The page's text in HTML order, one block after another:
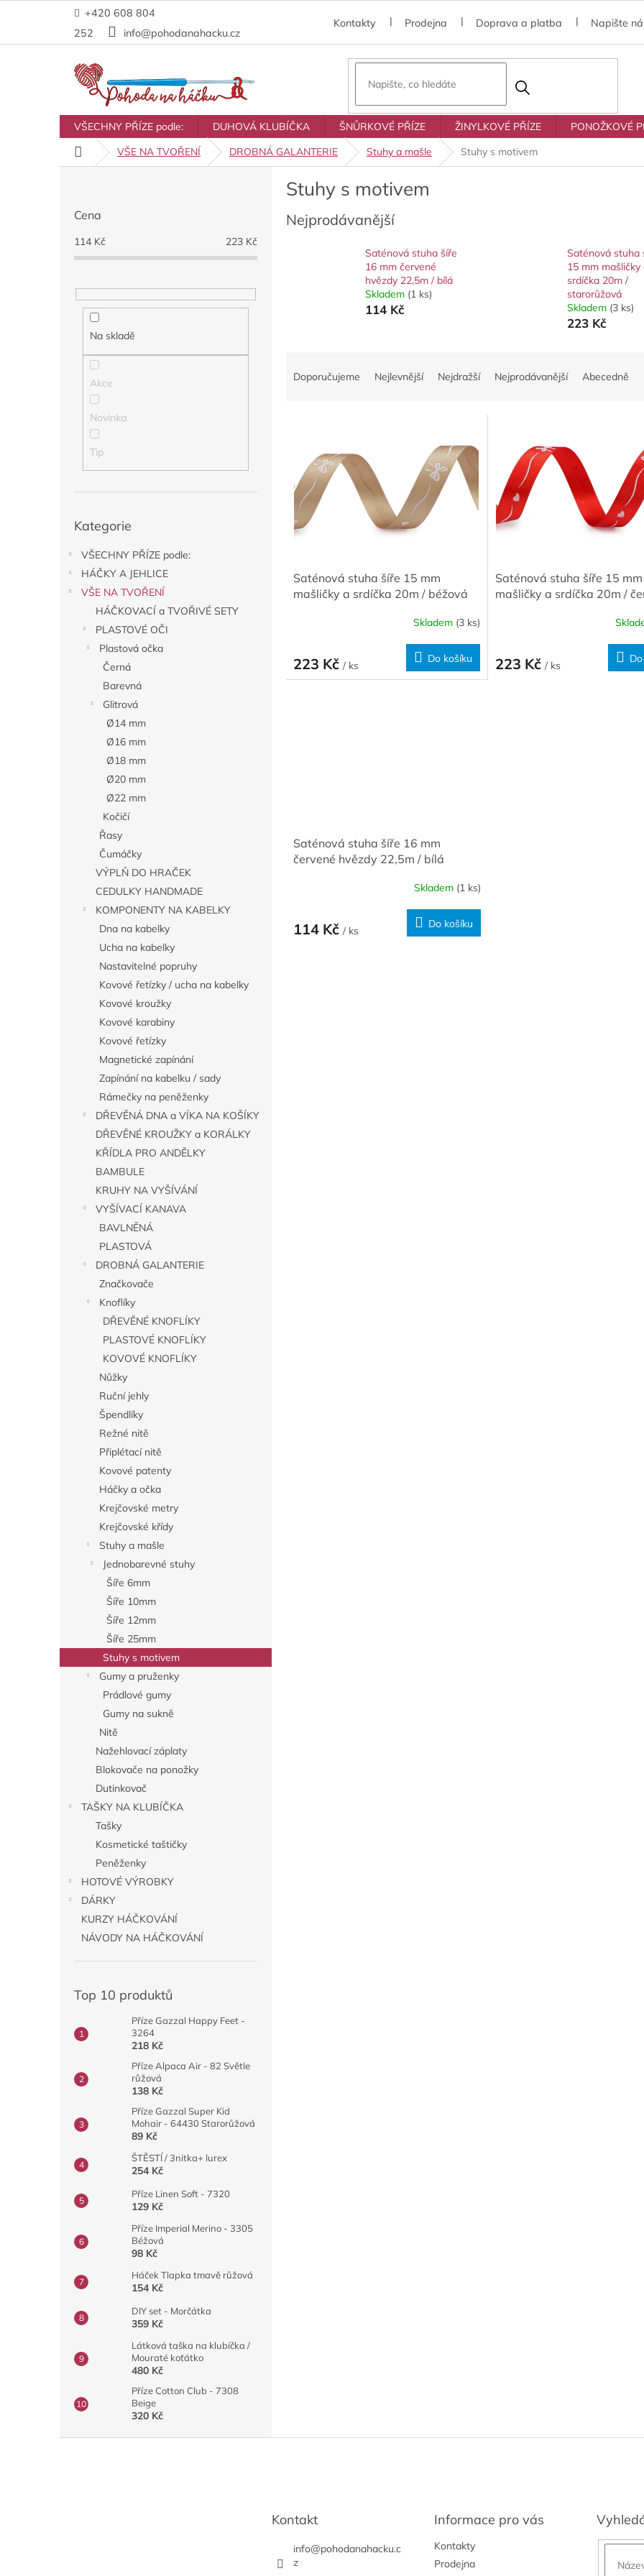
+420 608 804
252
info@pohodanahacku.cz
Kontakty Prodejna Doprava a platba Napište
VŠECHNY PŘÍZE podle: DUHOVÁ KLUBÍČKA ŠNŮRKOVÉ PŘÍZE ŽINYLKOVÉ PŘÍZE PONOŽKOVÉ
Domů VŠE NA TVOŘENÍ DROBNÁ GALANTERIE Stuhy a mašle Stuhy s motivem
Cena
114 Kč 223 Kč
Na skladě
Akce
Novinka
Tip
kategorie
Kategorie
VŠECHNY PŘÍZE podle:
HÁČKY A JEHLICE
VŠE NA TVOŘENÍ
HÁČKOVACÍ a TVOŘIVÉ SETY
PLASTOVÉ OČI
Plastová očka
Černá
Barevná
Glitrová
Ø14 mm
Ø16 mm
Ø18 mm
Ø20 mm
Ø22 mm
Kočičí
Řasy
Čumáčky
VÝPLŇ DO HRAČEK
CEDULKY HANDMADE
KOMPONENTY NA KABELKY
Dna na kabelky
Ucha na kabelky
Nastavitelné popruhy
Kovové řetízky / ucha na kabelky
Kovové kroužky
Kovové karabiny
Kovové řetízky
Magnetické zapínání
Zapínání na kabelku / sady
Rámečky na peněženky
DŘEVĚNÁ DNA a VÍKA NA KOŠÍKY
DŘEVĚNÉ KROUŽKY a KORÁLKY
KŘÍDLA PRO ANDĚLKY
BAMBULE
KRUHY NA VYŠÍVÁNÍ
VYŠÍVACÍ KANAVA
BAVLNĚNÁ
PLASTOVÁ
DROBNÁ GALANTERIE
Značkovače
Knoflíky
DŘEVĚNÉ KNOFLÍKY
PLASTOVÉ KNOFLÍKY
KOVOVÉ KNOFLÍKY
Nůžky
Ruční jehly
Špendlíky
Režné nitě
Připlétací nitě
Kovové patenty
Háčky a očka
Krejčovské metry
Krejčovské křídy
Stuhy a mašle
Jednobarevné stuhy
Šíře 6mm
Šíře 10mm
Šíře 12mm
Šíře 25mm
Stuhy s motivem
Gumy a pruženky
Prádlové gumy
Gumy na sukně
Nitě
Nažehlovací záplaty
Blokovače na ponožky
Dutinkovač
TAŠKY NA KLUBÍČKA
Tašky
Kosmetické taštičky
Peněženky
HOTOVÉ VÝROBKY
DÁRKY
KURZY HÁČKOVÁNÍ
NÁVODY NA HÁČKOVÁNÍ
Top 10 produktů
Příze Gazzal Happy Feet -
3264
218 Kč
Příze Alpaca Air - 82 Světle
růžová
138 Kč
Příze Gazzal Super Kid
Mohair - 64430 Starorůžová
89 Kč
ŠTĚSTÍ / 3nitka+ lurex
254 Kč
Příze Linen Soft - 7320
129 Kč
Příze Imperial Merino - 3305
Béžová
98 Kč
Háček Tlapka tmavě růžová
154 Kč
DIY set - Morčátka
359 Kč
Látková taška na klubíčka /
Mouraté koťátko
480 Kč
Příze Cotton Club - 7308
Beige
320 Kč
Stuhy s motivem
Nejprodávanější
Saténová stuha šíře
16 mm červené
hvězdy 22,5m / bílá
Skladem (1 ks)
114 Kč
Saténová stuha
15 mm mašličky
srdíčka 20m /
starorůžová
Skladem (3 ks)
223 Kč
Doporučujeme Nejlevnější Nejdražší Nejprodávanější Abecedně
Saténová stuha šíře 15 mm
mašličky a srdíčka 20m / béžová
Skladem (3 ks)
223 Kč / ks
Do košíku
Saténová stuha šíře 15 mm
mašličky a srdíčka 20m /
223 Kč / ks
Saténová stuha šíře 16 mm
červené hvězdy 22,5m / bílá
Skladem (1 ks)
114 Kč / ks
Do košíku
Kontakt
info@pohodanahacku.c
z
Informace pro vás
Kontakty
Prodejna